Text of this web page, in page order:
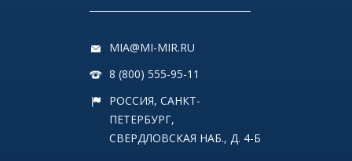
MIA@MI-MIR.RU
8 (800) 555-95-11
РОССИЯ, САНКТ-
ПЕТЕРБУРГ,
СВЕРДЛОВСКАЯ НАБ., Д. 4-Б